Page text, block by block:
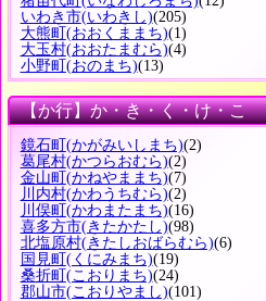
いわき市(いわきし)(205)
大熊町 (おおくままち)(1)
大玉村(おおたまむら)(4)
小野町 (おのまち)(13)
【か行】か・き・く・け・こ
鏡石町(かがみいしまち)(2)
葛尾村(かつらおむら)(2)
金山町(かねやままち)(7)
川内村(かわうちむら)(2)
川俣町(かわまたまち)(16)
喜多方市(きたかたし)(98)
北塩原村(きたしおばらむら)(6)
国見町(くにみまち)(19)
桑折町(こおりまち)(24)
郡山市(こおりやまし)(101)